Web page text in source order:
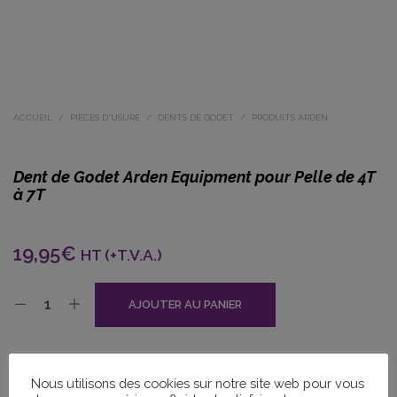
ACCUEIL / PIÈCES D'USURE / DENTS DE GODET / PRODUITS ARDEN
Dent de Godet Arden Equipment pour Pelle de 4T
à 7T
19,95€ HT (+T.V.A.)
AJOUTER AU PANIER
SHARE THIS PRODUCT
Nous utilisons des cookies sur notre site web pour vous